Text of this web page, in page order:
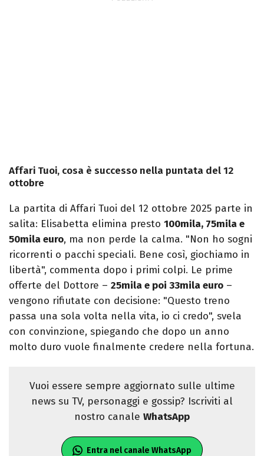
Affari Tuoi, cosa è successo nella puntata del 12
ottobre
La partita di Affari Tuoi del 12 ottobre 2025 parte in
salita: Elisabetta elimina presto 100mila, 75mila e
50mila euro, ma non perde la calma. "Non ho sogni
ricorrenti o pacchi speciali. Bene così, giochiamo in
libertà", commenta dopo i primi colpi. Le prime
offerte del Dottore – 25mila e poi 33mila euro –
vengono rifiutate con decisione: "Questo treno
passa una sola volta nella vita, io ci credo", svela
con convinzione, spiegando che dopo un anno
molto duro vuole finalmente credere nella fortuna.
Vuoi essere sempre aggiornato sulle ultime
news su TV, personaggi e gossip? Iscriviti al
nostro canale WhatsApp
Entra nel canale WhatsApp